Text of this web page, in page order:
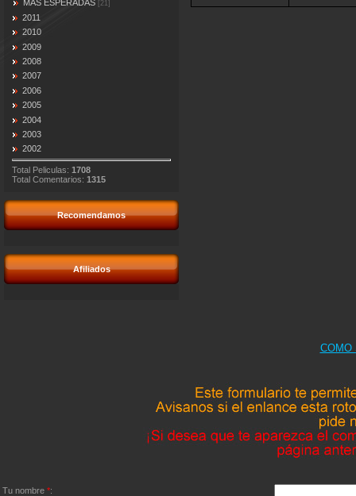
MAS ESPERADAS [21]
2011
2010
2009
2008
2007
2006
2005
2004
2003
2002
Total Peliculas: 1708
Total Comentarios: 1315
Recomendamos
Afiliados
COMO
Tu nombre *: